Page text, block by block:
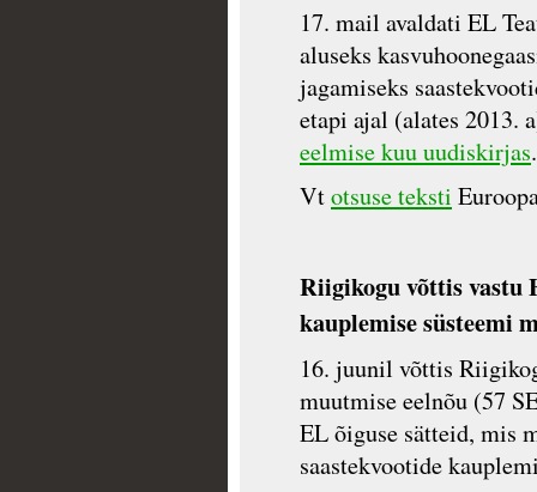
17. mail avaldati EL
aluseks
jagamiseks
etapi ajal (alates 2013.
eelmise kuu uudiskirjas
Vtotsuse teksti
Riigikogu võttis vastu
kauplemise süsteemi
16. juunil võttis
muutmise eelnõu (57
EL õiguse sätteid, mis
saastekvootide